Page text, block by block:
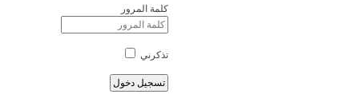
كلمة المرور
تذكرني